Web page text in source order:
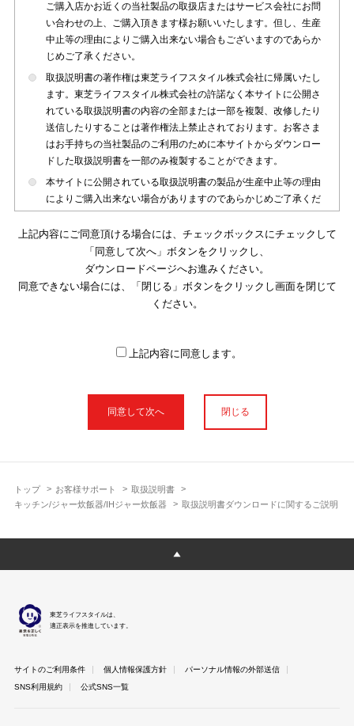
トップ お客様サポート
取扱説明書
キッチン/ジャー炊飯器/IHジャー炊飯器
取扱説明書ダウンロードに関するご説明
ご購入店かお近くの当社製品の取扱店またはサービス会社にお問
い合わせの上、ご購入頂きます様お願いいたします。但し、生産
中止等の理由によりご購入出来ない場合もございますのであらか
じめご了承ください。
取扱説明書の著作権は東芝ライフスタイル株式会社に帰属いたし
ます。東芝ライフスタイル株式会社の許諾なく本サイトに公開さ
れている取扱説明書の内容の全部または一部を複製、改修したり
送信したりすることは著作権法上禁止されております。お客さま
はお手持ちの当社製品のご利用のために本サイトからダウンロー
ドした取扱説明書を一部のみ複製することができます。
本サイトに公開されている取扱説明書の製品が生産中止等の理由
によりご購入出来ない場合がありますのであらかじめご了承くだ
本サイトに公開されている取扱説明書は、製品が発売された時点
のものを掲載しております。従いまして本サイトに掲載されてい
る取扱説明書の記載内容とお客さまがお持ちの製品の仕様がその
後のマイナーチェンジ等で変更になる場合がございます。本サイ
トに公開されている取扱説明書の内容とお手持ちの製品の仕様に
使用上のご注意や安全上のご注意、また測定基準や数値等は取扱
説明書が作成された時点での基準に応じた内容となっております
明書以外の印刷物が同梱されている場合がありますが、本サイト
ではそれらを全て公開しておりませんのであらかじめご了承くだ
本サイトのサービスは予告なく中止または内容を変更する場合が
ございますのであらかじめご了承ください。
さま以外からのお問い合わせにはお答えできない場合があります
のであらかじめご了承ください。
上記内容にご同意頂ける場合には、チェックボックスにチェックして
「同意して次へ」ボタンをクリックし、
ダウンロードページへお進みください。
同意できない場合には、「閉じる」ボタンをクリックし画面を閉じて
ください。
上記内容に同意します。
閉じる
東芝ライフスタイルは、
適正表示を推進しています。
サイトのご利用条件 個人情報保護方針
パーソナル情報の外部送信
SNS利用規約
公式SNS一覧